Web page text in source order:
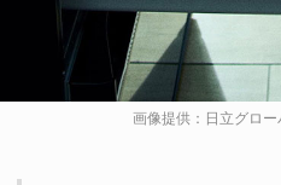
画像提供：日立グロ